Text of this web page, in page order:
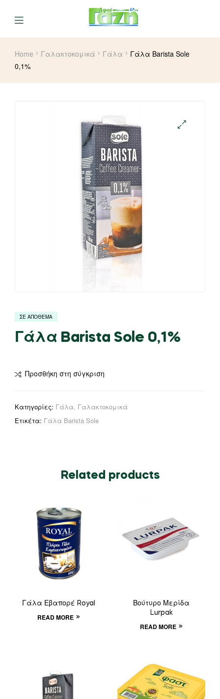
Home Γαλακτοκομικά Γάλα
Γάλα Barista Sole
0,1%
ΣΕ ΑΠΟΘΕΜΑ
Γάλα Barista Sole 0,1%
Προσθήκη στη σύγκριση
Κατηγορίες: Γάλα, Γαλακτοκομικά
Ετικέτα: Γάλα Barista Sole
Related products
Γάλα Εβαπορέ Royal
READ MORE
Βούτυρο Μερίδα
Lurpak
READ MORE